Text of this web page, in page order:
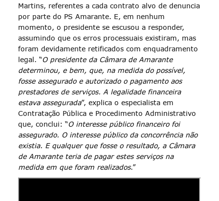
Martins, referentes a cada contrato alvo de denuncia
por parte do PS Amarante. E, em nenhum
momento, o presidente se escusou a responder,
assumindo que os erros processuais existiram, mas
foram devidamente retificados com enquadramento
legal. “O presidente da Câmara de Amarante
determinou, e bem, que, na medida do possível,
fosse assegurado e autorizado o pagamento aos
prestadores de serviços. A legalidade financeira
estava assegurada”, explica o especialista em
Contratação Pública e Procedimento Administrativo
que, conclui: “O interesse público financeiro foi
assegurado. O interesse público da concorrência não
existia. E qualquer que fosse o resultado, a Câmara
de Amarante teria de pagar estes serviços na
medida em que foram realizados.”